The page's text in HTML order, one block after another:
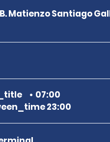
Matienzo Santiago
07:00
23:00